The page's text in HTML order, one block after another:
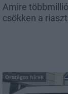
Amire
csökken a
Országos hírek